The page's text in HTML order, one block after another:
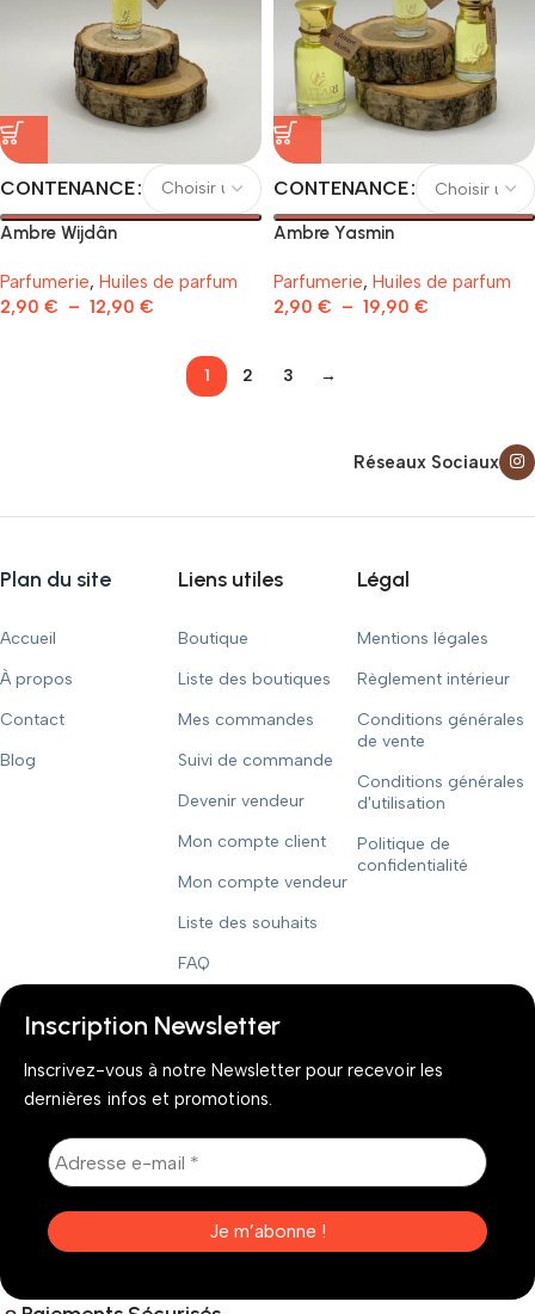
CONTENANCE
Ambre Wijdân
Parfumerie, Huiles de parfum
2,90 € – 12,90 €
CONTENANCE
Ambre Yasmin
Parfumerie, Huiles de parfum
2,90 € – 19,90 €
1 2 3 →
Réseaux Sociaux
Plan du site
Accueil
À propos
Contact
Blog
Liens utiles
Boutique
Liste des boutiques
Mes commandes
Suivi de commande
Devenir vendeur
Mon compte client
Mon compte vendeur
Liste des souhaits
FAQ
Légal
Mentions légales
Règlement intérieur
Conditions générales
de vente
Conditions générales
d'utilisation
Politique de
confidentialité
Inscription Newsletter
Inscrivez-vous à notre Newsletter pour recevoir les
dernières infos et promotions.